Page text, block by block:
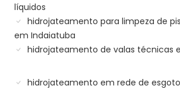
líquidos
hidrojateamento para limpeza de
em Indaiatuba
hidrojateamento de valas técnicas
hidrojateamento em rede de